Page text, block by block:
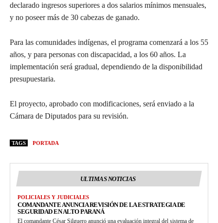
declarado ingresos superiores a dos salarios mínimos mensuales,
y no poseer más de 30 cabezas de ganado.
Para las comunidades indígenas, el programa comenzará a los 55
años, y para personas con discapacidad, a los 60 años. La
implementación será gradual, dependiendo de la disponibilidad
presupuestaria.
El proyecto, aprobado con modificaciones, será enviado a la
Cámara de Diputados para su revisión.
TAGS PORTADA
ULTIMAS NOTICIAS
POLICIALES Y JUDICIALES
COMANDANTE ANUNCIA REVISIÓN DE LA ESTRATEGIA DE
SEGURIDAD EN ALTO PARANÁ
El comandante César Silguero anunció una evaluación integral del sistema de